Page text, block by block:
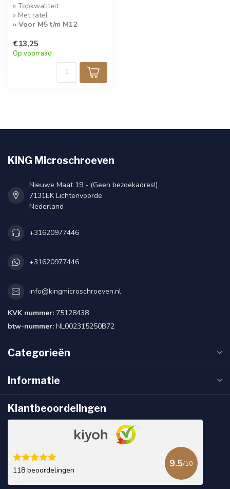
» Topkwaliteit
» Met ratel
» Voor M5 t/m M12
€13,25
Op voorraad
KING Microschroeven
Nieuwe Maat 19 - (Geen bezoekadres!)
7131EK Lichtenvoorde
Nederland
+31620977446
+31620977446
info@kingmicroschroeven.nl
KVK nummer: 75128438
btw-nummer: NL002315250B72
Categorieën
Informatie
Klantbeoordelingen
118 beoordelingen
9.5/10